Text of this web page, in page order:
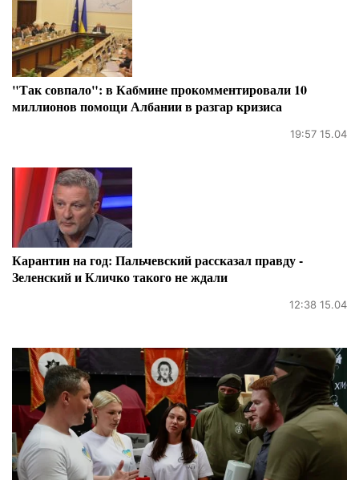
"Так совпало": в Кабмине прокомментировали 10
миллионов помощи Албании в разгар кризиса
19:57 15.04
Карантин на год: Пальчевский рассказал правду -
Зеленский и Кличко такого не ждали
12:38 15.04